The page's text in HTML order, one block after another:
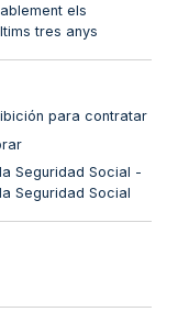
els
tres anys
para contratar
Seguridad Social -
Seguridad Social